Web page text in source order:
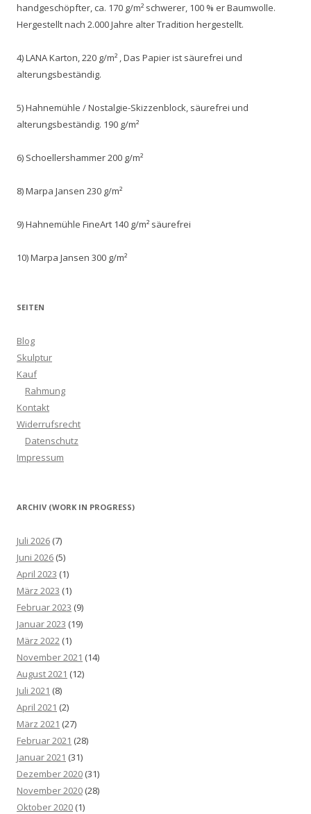
handgeschöpfter, ca. 170 g/m² schwerer, 100 % er Baumwolle.
Hergestellt nach 2.000 Jahre alter Tradition hergestellt.
4) LANA Karton, 220 g/m² , Das Papier ist säurefrei und
alterungsbeständig.
5) Hahnemühle / Nostalgie-Skizzenblock, säurefrei und
alterungsbeständig. 190 g/m²
6) Schoellershammer 200 g/m²
8) Marpa Jansen 230 g/m²
9) Hahnemühle FineArt 140 g/m² säurefrei
10) Marpa Jansen 300 g/m²
SEITEN
Blog
Skulptur
Kauf
Rahmung
Kontakt
Widerrufsrecht
Datenschutz
Impressum
ARCHIV (WORK IN PROGRESS)
Juli 2026 (7)
Juni 2026 (5)
April 2023 (1)
März 2023 (1)
Februar 2023 (9)
Januar 2023 (19)
März 2022 (1)
November 2021 (14)
August 2021 (12)
Juli 2021 (8)
April 2021 (2)
März 2021 (27)
Februar 2021 (28)
Januar 2021 (31)
Dezember 2020 (31)
November 2020 (28)
Oktober 2020 (1)